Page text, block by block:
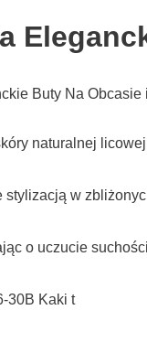
Buty Na
naturalnej licowej
w
o uczucie
30B Kaki t